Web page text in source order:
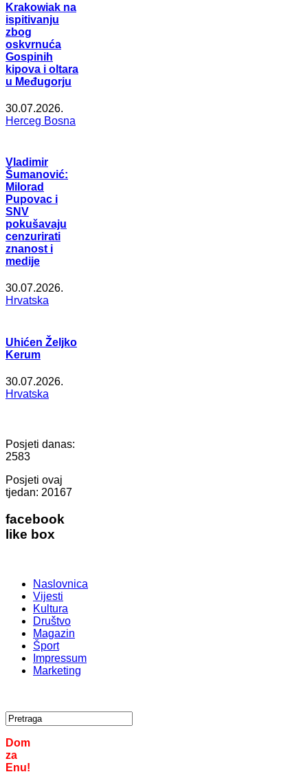
Krakowiak na
ispitivanju
zbog
oskvrnuća
Gospinih
kipova i oltara
u Međugorju
30.07.2026.
Herceg Bosna
Vladimir
Šumanović:
Milorad
Pupovac i
SNV
pokušavaju
cenzurirati
znanost i
medije
30.07.2026.
Hrvatska
Uhićen Željko
Kerum
30.07.2026.
Hrvatska
Posjeti danas:
2583
Posjeti ovaj
tjedan: 20167
facebook
like box
Naslovnica
Vijesti
Kultura
Društvo
Magazin
Šport
Impressum
Marketing
Dom
za
Enu!